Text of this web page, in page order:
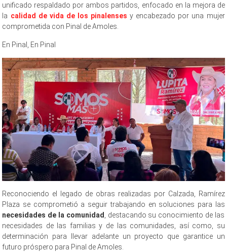
unificado respaldado por ambos partidos, enfocado en la mejora de
la calidad de vida de los pinalenses y encabezado por una mujer
comprometida con Pinal de Amoles.
En Pinal, En Pinal
Reconociendo el legado de obras realizadas por Calzada, Ramírez
Plaza se comprometió a seguir trabajando en soluciones para las
necesidades de la comunidad
, destacando su conocimiento de las
necesidades de las familias y de las comunidades, así como, su
determinación para llevar adelante un proyecto que garantice un
futuro próspero para Pinal de Amoles.